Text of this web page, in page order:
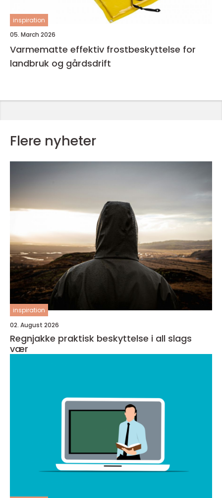
inspiration
05. March 2026
Varmematte effektiv frostbeskyttelse for
landbruk og gårdsdrift
Flere nyheter
inspiration
02. August 2026
Regnjakke praktisk beskyttelse i all slags
vær